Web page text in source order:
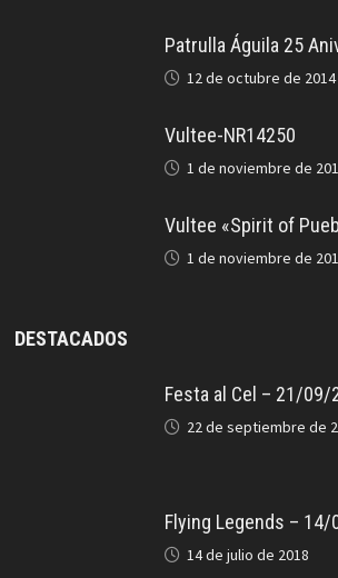
Patrulla Águila 25
12 de octubre de 2014
Vultee-NR14250
1 de noviembre de
Vultee «Spirit of
1 de noviembre de
DESTACADOS
Festa al Cel – 21/09/
22 de septiembre de
Flying Legends –
14 de julio de 2018